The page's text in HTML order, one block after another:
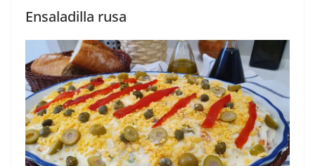
Ensaladilla rusa